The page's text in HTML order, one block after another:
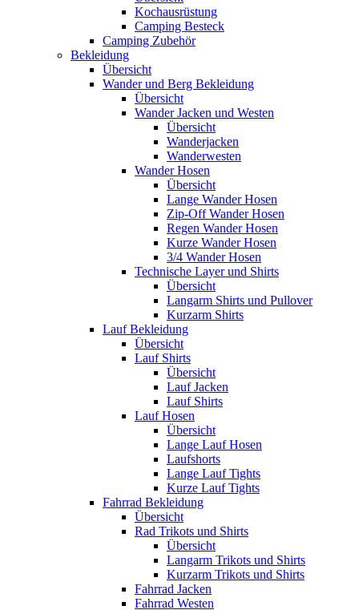
Kochausrüstung
Camping Besteck
Camping Zubehör
Bekleidung
Übersicht
Wander und Berg Bekleidung
Übersicht
Wander Jacken und Westen
Übersicht
Wanderjacken
Wanderwesten
Wander Hosen
Übersicht
Lange Wander Hosen
Zip-Off Wander Hosen
Regen Wander Hosen
Kurze Wander Hosen
3/4 Wander Hosen
Technische Layer und Shirts
Übersicht
Langarm Shirts und Pullover
Kurzarm Shirts
Lauf Bekleidung
Übersicht
Lauf Shirts
Übersicht
Lauf Jacken
Lauf Shirts
Lauf Hosen
Übersicht
Lange Lauf Hosen
Laufshorts
Lange Lauf Tights
Kurze Lauf Tights
Fahrrad Bekleidung
Übersicht
Rad Trikots und Shirts
Übersicht
Langarm Trikots und Shirts
Kurzarm Trikots und Shirts
Fahrrad Jacken
Fahrrad Westen